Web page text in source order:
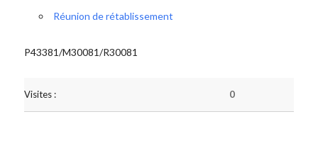
Réunion de rétablissement
P43381/M30081/R30081
Visites : 0